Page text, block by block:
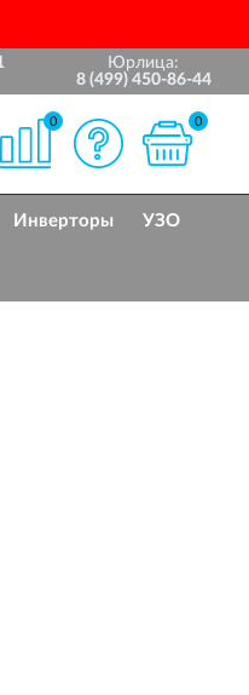
Юрлица:
8 (499) 450-86-44
0 0
Инверторы УЗО